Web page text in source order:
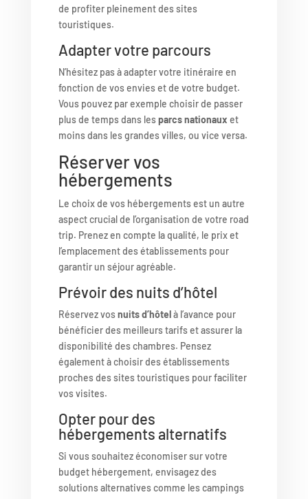
de profiter pleinement des sites
touristiques.
Adapter votre parcours
N’hésitez pas à adapter votre itinéraire en
fonction de vos envies et de votre budget.
Vous pouvez par exemple choisir de passer
plus de temps dans lesparcs nationaux et
moins dans les grandes villes, ou vice versa.
Réserver vos
hébergements
Le choix de vos hébergements est un autre
aspect crucial de l’organisation de votre road
trip. Prenez en compte la qualité, le prix et
l’emplacement des établissements pour
garantir un séjour agréable.
Prévoir des nuits d’hôtel
Réservez vosnuits d’hôtelà l’avance pour
bénéficier des meilleurs tarifs et assurer la
disponibilité des chambres. Pensez
également à choisir des établissements
proches des sites touristiques pour faciliter
vos visites.
Opter pour des
hébergements alternatifs
Si vous souhaitez économiser sur votre
budget hébergement, envisagez des
solutions alternatives comme les campings